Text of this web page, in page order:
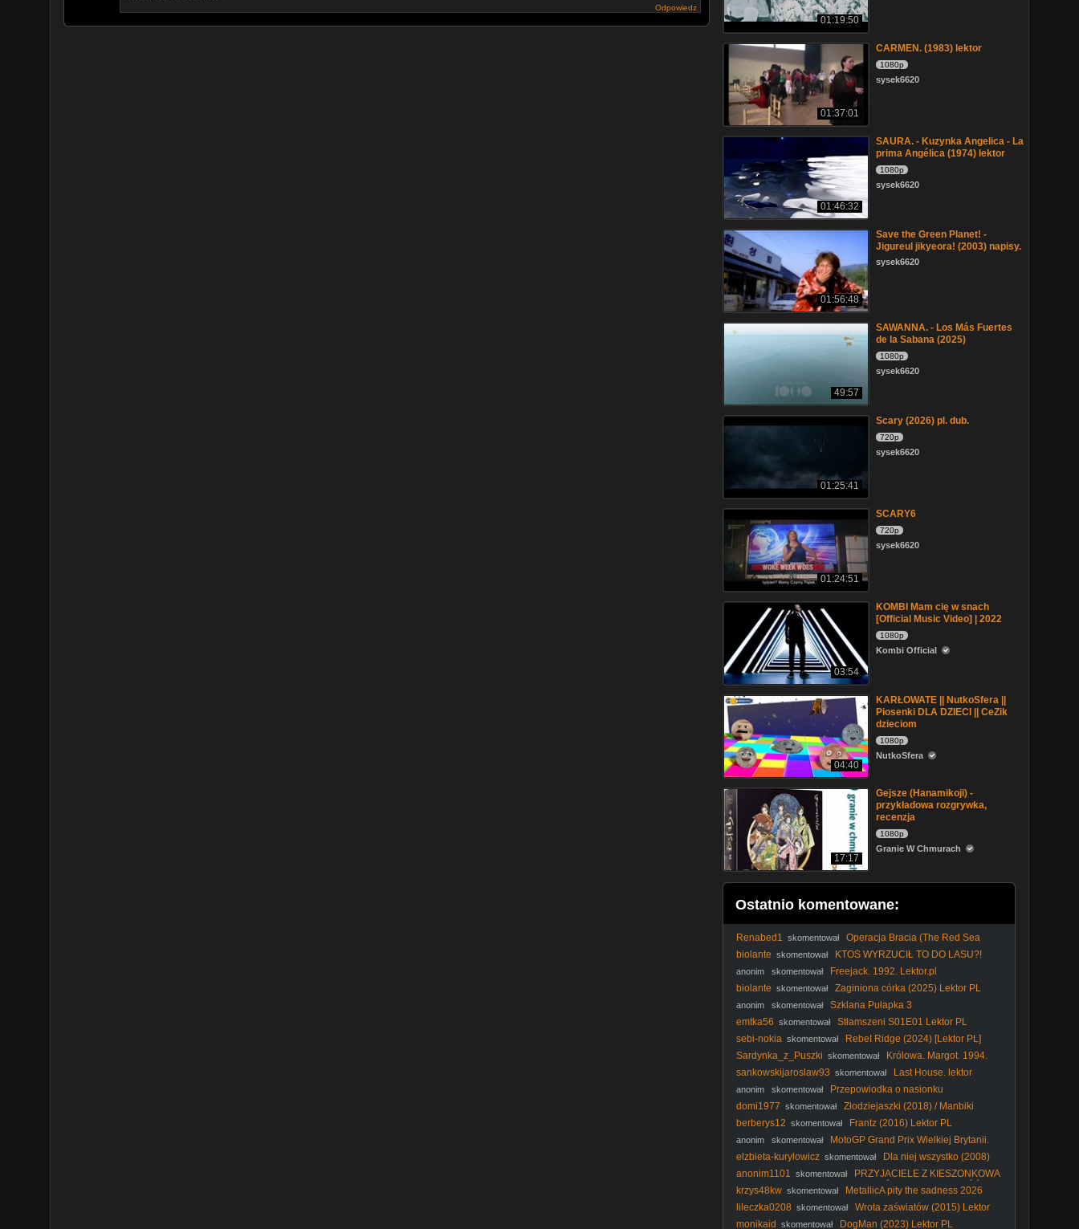
Odpowiedz
01:19:50
01:37:01
CARMEN. (1983) lektor
1080p
sysek6620
01:46:32
SAURA. - Kuzynka Angelica - La
prima Angélica (1974) lektor
1080p
sysek6620
01:56:48
Save the Green Planet! -
Jigureul jikyeora! (2003) napisy.
sysek6620
49:57
SAWANNA. - Los Más Fuertes
de la Sabana (2025)
1080p
sysek6620
01:25:41
Scary (2026) pl. dub.
720p
sysek6620
01:24:51
SCARY6
720p
sysek6620
03:54
KOMBI Mam cię w snach
[Official Music Video] | 2022
1080p
Kombi Official
04:40
KARŁOWATE || NutkoSfera ||
Piosenki DLA DZIECI || CeZik
dzieciom
1080p
NutkoSfera
17:17
Gejsze (Hanamikoji) -
przykładowa rozgrywka,
recenzja
1080p
Granie W Chmurach
Ostatnio komentowane:
Renabed1 skomentował
Operacja Bracia (The Red Sea
Diving Resort2019) Lektor Pl 1080p.
biolante skomentował
KTOŚ WYRZUCIŁ TO DO LASU?!
Spacer z Nelą i szokujące znalezisko!
anonim skomentował
Freejack. 1992. Lektor.pl
biolante skomentował Zaginiona córka (2025) Lektor PL
anonim skomentował
Szklana Pułapka 3
emtka56 skomentował
Stłamszeni S01E01 Lektor PL
sebi-nokia skomentował
RebeI Ridge (2024) [Lektor PL]
Sardynka_z_Puszki skomentował
Królowa. Margot. 1994.
Lektor.pl
sankowskijaroslaw93 skomentował Last House. lektor
anonim skomentował
Przepowiodka o nasionku
domi1977 skomentował
Złodziejaszki (2018) / Manbiki
Kazoku
berberys12 skomentował Frantz (2016) Lektor PL
anonim skomentował
MotoGP Grand Prix Wielkiej Brytanii.
SPRINT Polski komentarz 2026-08-08 16-45-26
elzbieta-kurylowicz skomentował
Dla niej wszystko (2008)
Lektor PL
anonim1101 skomentował
PRZYJACIELE Z KIESZONKOWA
| SEZON 2 | ODCINEK 26 | POWRÓT DO DOMU CZĘŚĆ 2 |
SERIAL ANIMOWANY
krzys48kw skomentował
MetallicA pity the sadness 2026
Radom Pionki Chorzów Warsaw Mars Venus fake yeah
lileczka0208 skomentował
Wrota zaświatów (2015) Lektor
PL
monikaid skomentował DogMan (2023) Lektor PL